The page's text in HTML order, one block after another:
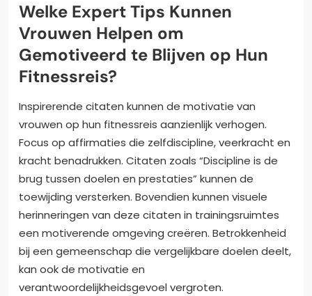
Welke Expert Tips Kunnen
Vrouwen Helpen om
Gemotiveerd te Blijven op Hun
Fitnessreis?
Inspirerende citaten kunnen de motivatie van
vrouwen op hun fitnessreis aanzienlijk verhogen.
Focus op affirmaties die zelfdiscipline, veerkracht en
kracht benadrukken. Citaten zoals “Discipline is de
brug tussen doelen en prestaties” kunnen de
toewijding versterken. Bovendien kunnen visuele
herinneringen van deze citaten in trainingsruimtes
een motiverende omgeving creëren. Betrokkenheid
bij een gemeenschap die vergelijkbare doelen deelt,
kan ook de motivatie en
verantwoordelijkheidsgevoel vergroten.